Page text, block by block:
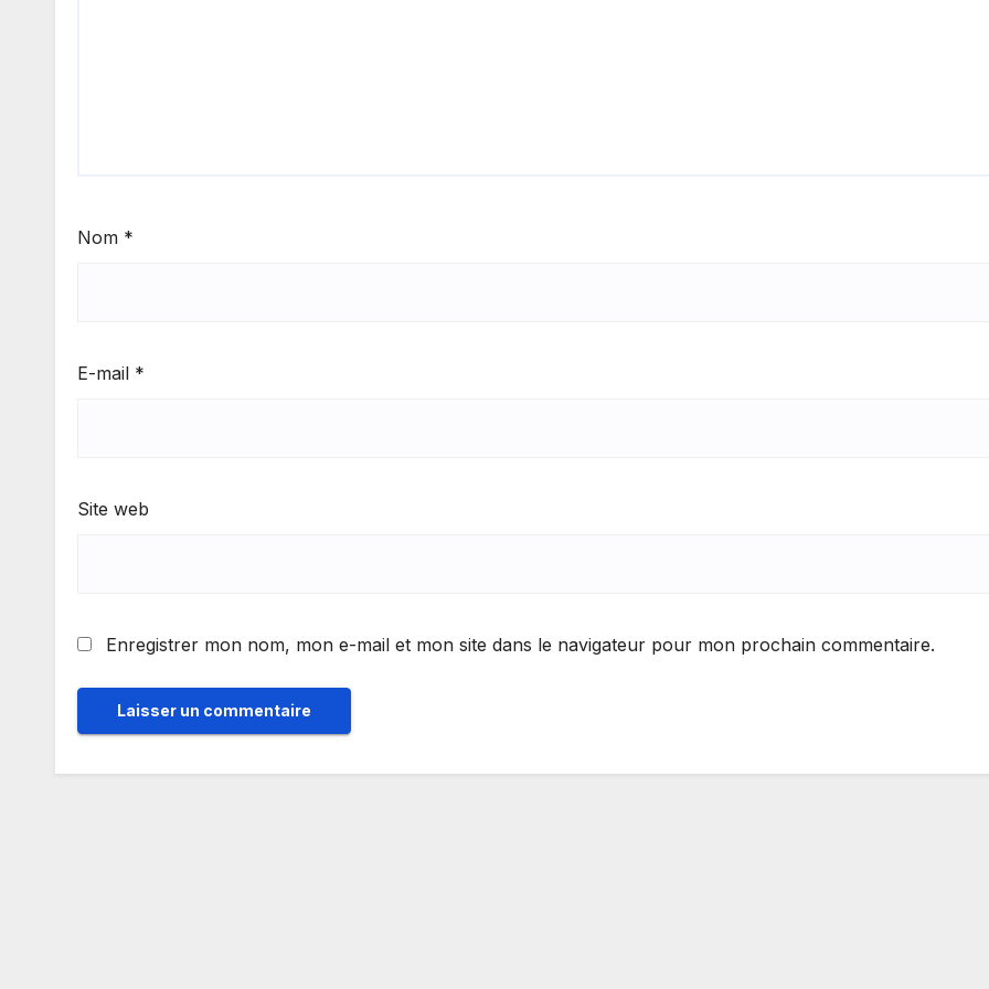
Nom *
E-mail *
Site web
Enregistrer mon nom, mon e-mail et mon site dans le navigateur pour mon prochain commentaire.